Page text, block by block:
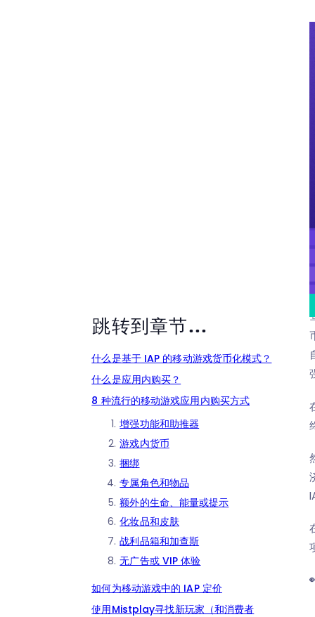
跳转到章节...
什么是基于 IAP 的移动游戏货币化模式？
什么是应用内购买？
8 种流行的移动游戏应用内购买方式
增强功能和助推器
游戏内货币
捆绑
专属角色和物品
额外的生命、能量或提示
化妆品和皮肤
战利品箱和加查斯
无广告或 VIP 体验
如何为移动游戏中的 IAP 定价
使用Mistplay寻找新玩家（和消费者